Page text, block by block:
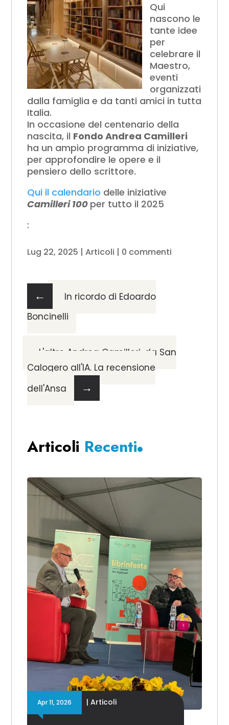
Qui
nascono le
tante idee
per
celebrare il
Maestro,
eventi
organizzati
dalla famiglia e da tanti amici in tutta
Italia.
In occasione del centenario della
nascita, il Fondo Andrea Camilleri
ha un ampio programma di iniziative,
per approfondire le opere e il
pensiero dello scrittore.
Qui il calendario delle iniziative
Camilleri 100 per tutto il 2025
:
Lug 22, 2025 |Articoli | 0 commenti
←
In ricordo di Edoardo
Boncinelli
L'altro Andrea Camilleri, da San
Calogero all'IA. La recensione
dell'Ansa
→
Articoli Recenti
Apr 11, 2026 |Articoli